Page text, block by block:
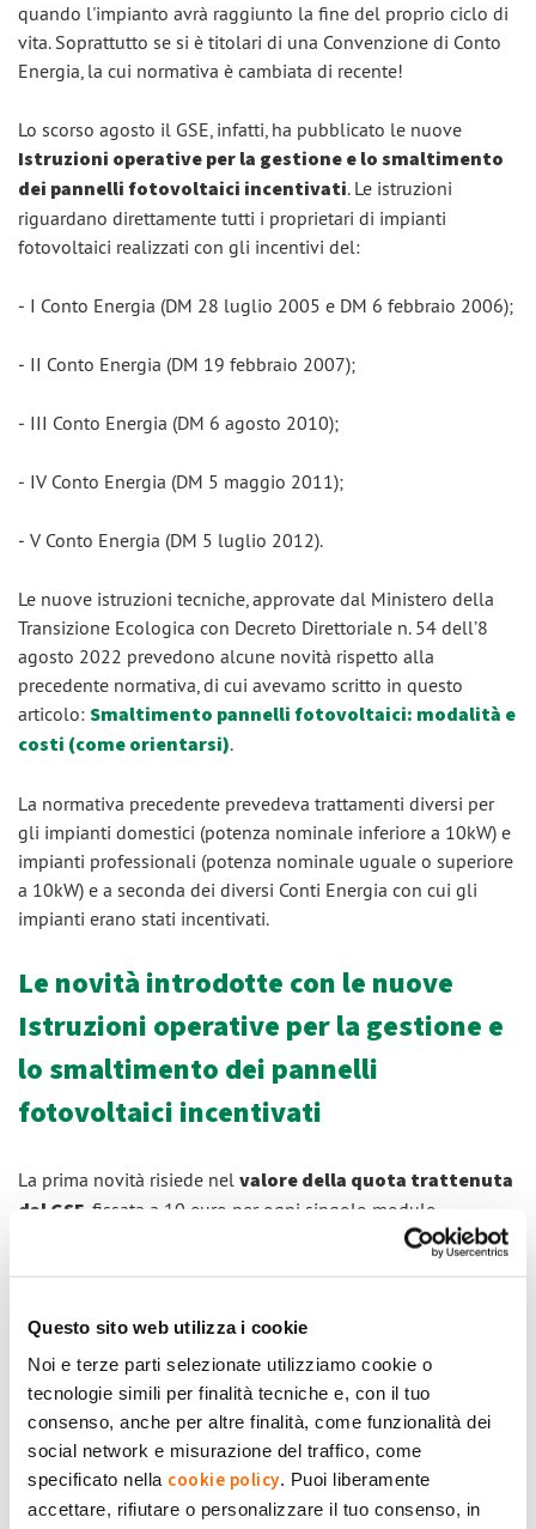
Questo sito web utilizza i cookie
Noi e terze parti selezionate utilizziamo cookie o
tecnologie simili per finalità tecniche e, con il tuo
consenso, anche per altre finalità, come funzionalità dei
social network e misurazione del traffico, come
specificato nella cookie policy. Puoi liberamente
accettare, rifiutare o personalizzare il tuo consenso, in
quando l'impianto avrà raggiunto la fine del proprio ciclo di
vita. Soprattutto se si è titolari di una Convenzione di Conto
Energia, la cui normativa è cambiata di recente!
Lo scorso agosto il GSE, infatti, ha pubblicato le nuove
Istruzioni operative per la gestione e lo smaltimento
dei pannelli fotovoltaici incentivati. Le istruzioni
riguardano direttamente tutti i proprietari di impianti
fotovoltaici realizzati con gli incentivi del:
‒ I Conto Energia (DM 28 luglio 2005 e DM 6 febbraio 2006);
‒ II Conto Energia (DM 19 febbraio 2007);
‒ III Conto Energia (DM 6 agosto 2010);
‒ IV Conto Energia (DM 5 maggio 2011);
‒ V Conto Energia (DM 5 luglio 2012).
Le nuove istruzioni tecniche, approvate dal Ministero della
Transizione Ecologica con Decreto Direttoriale n. 54 dell’8
agosto 2022 prevedono alcune novità rispetto alla
precedente normativa, di cui avevamo scritto in questo
articolo: Smaltimento pannelli fotovoltaici: modalità e
costi (come orientarsi).
La normativa precedente prevedeva trattamenti diversi per
gli impianti domestici (potenza nominale inferiore a 10kW) e
impianti professionali (potenza nominale uguale o superiore
a 10kW) e a seconda dei diversi Conti Energia con cui gli
impianti erano stati incentivati.
Le novità introdotte con le nuove
Istruzioni operative per la gestione e
lo smaltimento dei pannelli
fotovoltaici incentivati
La prima novità risiede nel valore della quota trattenuta
dal GSE , fissata a 10 euro per ogni singolo modulo
fotovoltaico a garanzia delle operazioni di gestione e
La seconda novità riguardanuove tempistiche e
modalità per partecipare, in alternativa e a parità
d’importo,a un Sistema Collettivoper la gestione e lo
smaltimento dei pannelli, come previsto dal D.lgs. 118/2020.
Questo anche per consentire l’esercizio dell’opzione agli
impianti del IV e V Conto Energia, i quali potranno